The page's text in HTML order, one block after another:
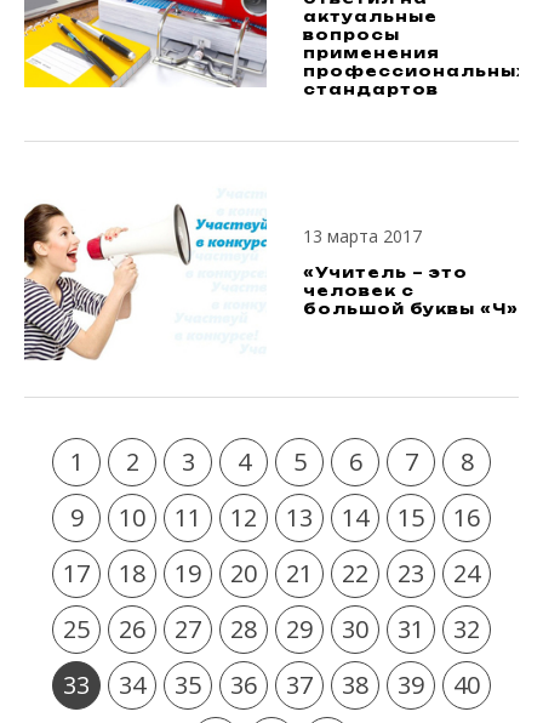
актуальные
вопросы
применения
профессиональных
стандартов
13 марта 2017
«Учитель – это
человек с
большой буквы «Ч»
1 2 3 4 5 6 7
8
9
10 11 12 13 14 15
16
17
18 19 20 21 22 23
24
25
26 27 28 29 30 31
32
33
34 35 36 37 38 39
40